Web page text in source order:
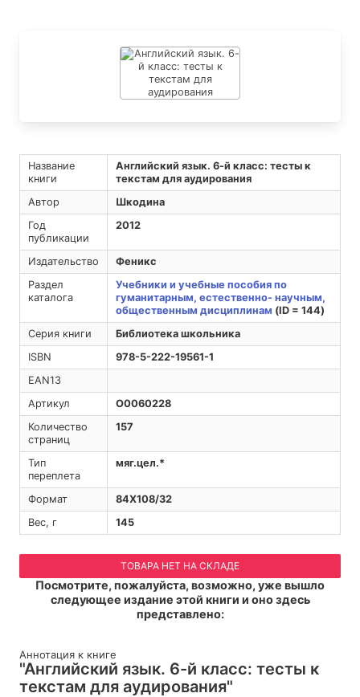
Название
книги
Английский язык. 6-й класс: тесты к
текстам для аудирования
Автор
Шкодина
Год
публикации
2012
Издательство
Феникс
Раздел
каталога
Учебники и учебные пособия по
гуманитарным, естественно- научным,
общественным дисциплинам (ID = 144)
Серия книги
Библиотека школьника
ISBN
978-5-222-19561-1
EAN13
Артикул
O0060228
Количество
страниц
157
Тип
переплета
мяг.цел.*
Формат
84Х108/32
Вес, г
145
ТОВАРА НЕТ НА СКЛАДЕ
Посмотрите, пожалуйста, возможно, уже вышло
следующее издание этой книги и оно здесь
представлено:
Аннотация к книге
"Английский язык. 6-й класс: тесты к
текстам для аудирования"